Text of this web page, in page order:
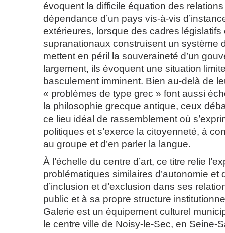
évoquent la difficile équation des relations
dépendance d’un pays vis-à-vis
extérieures, lorsque des cadres
supranationaux construisent un système
mettent en péril la souveraineté d’un
largement, ils évoquent une situation
basculement imminent. Bien au-delà de
« problèmes de type grec » font aussi
la philosophie grecque antique, ceux
ce lieu idéal de rassemblement où
politiques et s’exerce la citoyenneté, à
au groupe et d’en parler la langue.
À l’échelle du centre d’art, ce titre relie
problématiques similaires d’autonomie et
d’inclusion et d’exclusion dans ses
public et à sa propre structure
Galerie est un équipement culturel
le centre ville de Noisy-le-Sec, en Seine-